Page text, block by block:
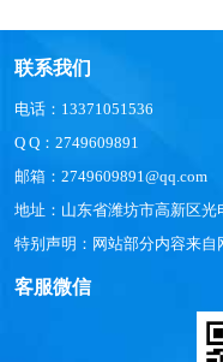
联系我们
电话：13371051536
Q Q：2749609891
邮箱：2749609891@qq.com
地址：山东省潍坊市高新区光
特别声明：网站部分内容来自
客服微信